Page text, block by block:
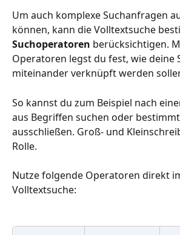
Um auch komplexe Suchanfragen
können, kann die Volltextsuche
Suchoperatoren berücksichtigen.
Operatoren legst du fest, wie deine
miteinander verknüpft werden
So kannst du zum Beispiel nach
aus Begriffen suchen oder
ausschließen. Groß- und
Rolle.
Nutze folgende Operatoren direkt
Volltextsuche: